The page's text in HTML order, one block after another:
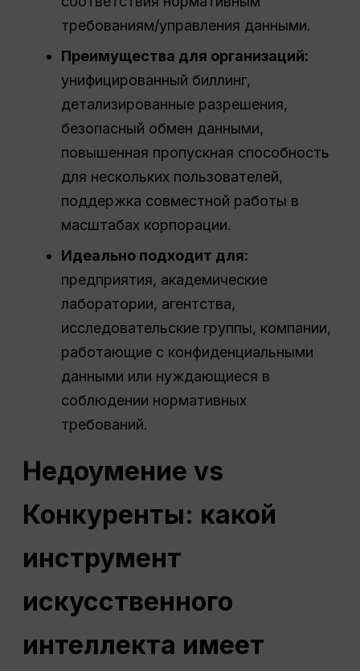
требованиям/управления данными.
Преимущества для организаций:
унифицированный биллинг,
детализированные разрешения,
безопасный обмен данными,
повышенная пропускная способность
для нескольких пользователей,
поддержка совместной работы в
масштабах корпорации.
Идеально подходит для:
предприятия, академические
лаборатории, агентства,
исследовательские группы, компании,
работающие с конфиденциальными
данными или нуждающиеся в
соблюдении нормативных
требований.
Недоумение vs
Конкуренты: какой
инструмент
искусственного
интеллекта имеет